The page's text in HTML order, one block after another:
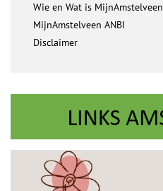
Wie en Wat is MijnAmstelveen
MijnAmstelveen ANBI
Disclaimer